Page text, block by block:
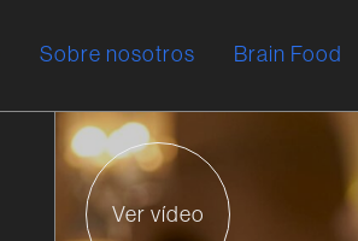
Sobre nosotros Brain Food
Ver vídeo